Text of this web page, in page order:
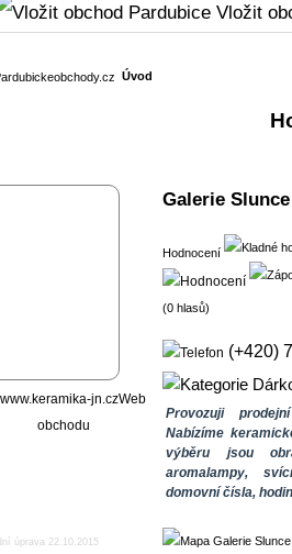
Vložit
Úvod
Web
obchodu
Galerie Slunce
Hodnocení
(0 hlasů)
(+420)
Provozuji
Nabízíme
výběru jsou
aromalampy,
domovní čísla,
úprava 22.10.2015